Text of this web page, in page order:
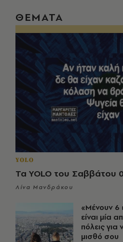
ΘΕΜΑΤΑ
YOLO
Τα YOLO του Σαββάτου
Λίνα Μανδράκου
«Μένουν 6
είναι μία
πόλεις για
μισθό σου